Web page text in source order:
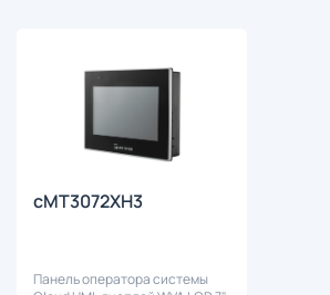
cMT3072XH3
Панель оператора системы